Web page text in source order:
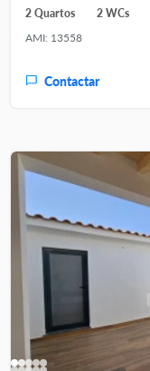
2 Quartos 2 WCs
AMI: 13558
Contactar